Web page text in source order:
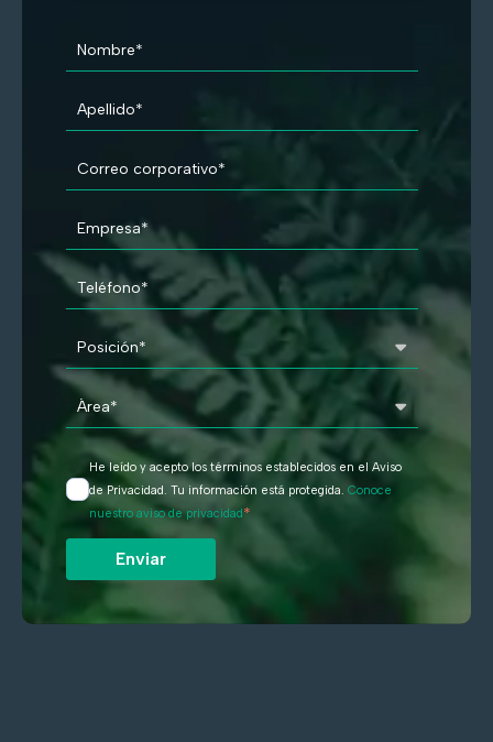
He leído y acepto los términos establecidos en el Aviso
de Privacidad. Tu información está protegida. Conoce
nuestro aviso de privacidad*